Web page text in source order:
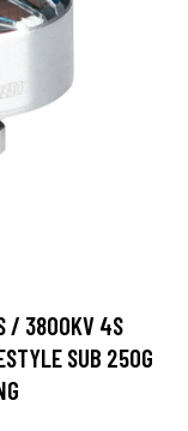
/ 3800KV 4S
SUB 250G